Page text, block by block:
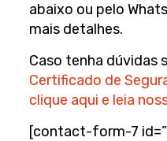
abaixo ou pelo
mais detalhes.
Caso tenha dúvidas
Certificado de
clique aqui e leia
[contact-form-7